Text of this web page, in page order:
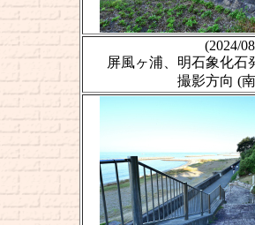
(2024/
屏風ヶ浦、明石象化石
撮影方向 (